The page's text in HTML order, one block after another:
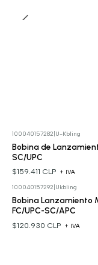
100040157282 U-Kbling
Bobina de
SC/UPC
$159.411 CLP + IVA
100040157292 Ukbling
Bobina Lanzamiento
FC/UPC-SC/APC
$120.930 CLP + IVA